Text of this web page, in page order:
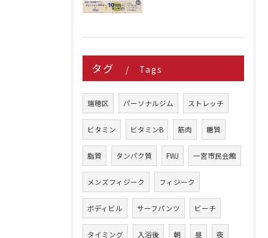
タグ Tags
瑞穂区 パーソナルジム ストレッチ
ビタミン ビタミンB 筋肉 糖質
脂質 タンパク質 FWJ 一宮市民会館
メンズフィジーク フィジーク
ボディビル サーフパンツ ビーチ
タイミング 入浴後 朝 昼 夜